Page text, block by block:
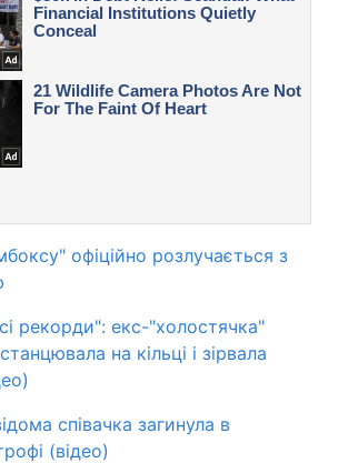
офіційно розлучається з
рекорди": екс-"холостячка"
на кільці і зірвала
співачка загинула в
(відео)